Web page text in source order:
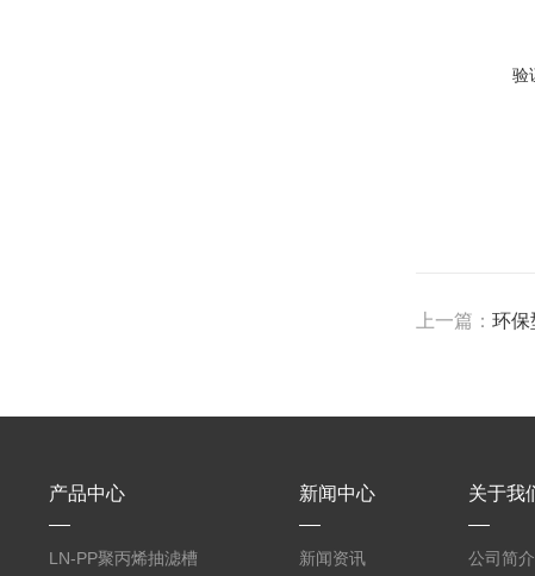
验
上一篇：环保
产品中心
LN-PP聚丙烯抽滤槽
新闻中心
新闻资讯
关于我
公司简介